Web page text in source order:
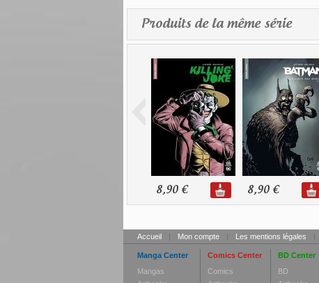
Produits de la même série
8,90 € 8,90 €
Accueil | Mon compte | Les mentions légales |
Manga Center
Mangas
Comics Center
Comics
BD Center
BD